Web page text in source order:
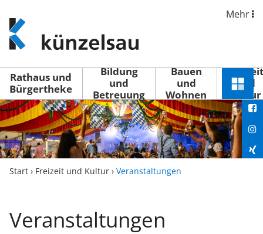
www.kuenzelsau.de
(zur
Startseite)
Mehr
Rathaus und
Bürgertheke
Bildung
und
Betreuung
Bauen
und
Wohnen
Freizeit
und
Kultur
Menü
Start › Freizeit und Kultur › Veranstaltungen
Veranstaltungen